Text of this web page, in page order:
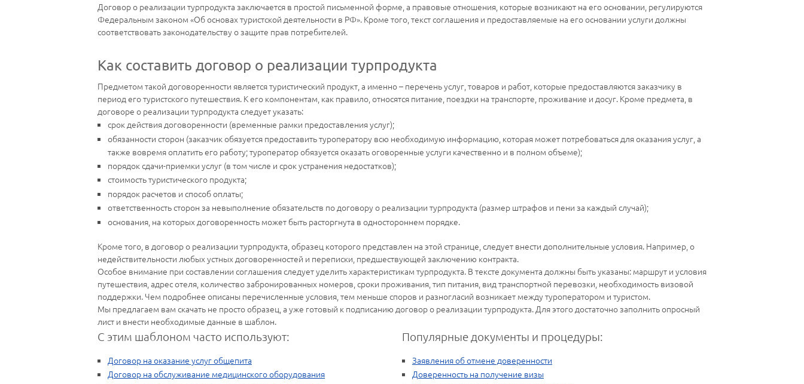
Договор о реализации турпродукта заключается в простой письменной форме, а правовые отношения, которые возникают на его основании, регулируются
Федеральным законом «Об основах туристской деятельности в РФ». Кроме того, текст соглашения и предоставляемые на его основании услуги должны
соответствовать законодательству о защите прав потребителей.
Как составить договор о реализации турпродукта
Предметом такой договоренности является туристический продукт, а именно – перечень услуг, товаров и работ, которые предоставляются заказчику в
период его туристского путешествия. К его компонентам, как правило, относятся питание, поездки на транспорте, проживание и досуг. Кроме предмета, в
договоре о реализации турпродукта следует указать:
срок действия договоренности (временные рамки предоставления услуг);
обязанности сторон (заказчик обязуется предоставить туроператору всю необходимую информацию, которая может потребоваться для оказания услуг, а
также вовремя оплатить его работу; туроператор обязуется оказать оговоренные услуги качественно и в полном объеме);
порядок сдачи-приемки услуг (в том числе и срок устранения недостатков);
стоимость туристического продукта;
порядок расчетов и способ оплаты;
ответственность сторон за невыполнение обязательств по договору о реализации турпродукта (размер штрафов и пени за каждый случай);
основания, на которых договоренность может быть расторгнута в одностороннем порядке.
Кроме того, в договор о реализации турпродукта, образец которого представлен на этой странице, следует внести дополнительные условия. Например, о
недействительности любых устных договоренностей и переписки, предшествующей заключению контракта.
Особое внимание при составлении соглашения следует уделить характеристикам турпродукта. В тексте документа должны быть указаны: маршрут и условия
путешествия, адрес отеля, количество забронированных номеров, сроки проживания, тип питания, вид транспортной перевозки, необходимость визовой
поддержки. Чем подробнее описаны перечисленные условия, тем меньше споров и разногласий возникает между туроператором и туристом.
Мы предлагаем вам скачать не просто образец, а уже готовый к подписанию договор о реализации турпродукта. Для этого достаточно заполнить опросный
лист и внести необходимые данные в шаблон.
С этим шаблоном часто используют:
Договор на оказание услуг общепита
Договор на обслуживание медицинского оборудования
Популярные документы и процедуры:
Заявления об отмене доверенности
Доверенность на получение визы